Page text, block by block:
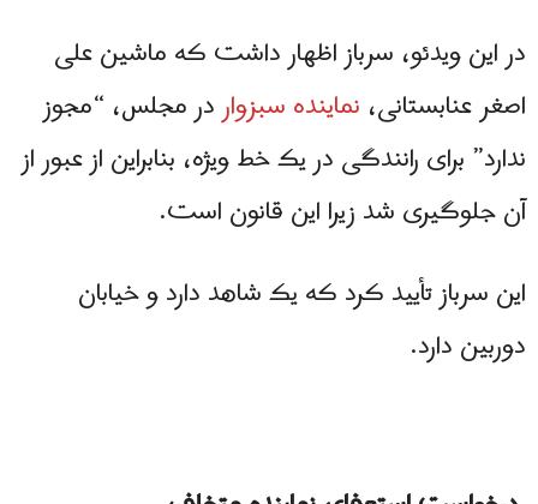
در این ویدئو، سرباز اظهار داشت که ماشین علی
اصغر عنابستانی، نماینده سبزواردر مجلس، “مجوز
ندارد” برای رانندگی در یک خط ویژه، بنابراین از عبور از
آن جلوگیری شد زیرا این قانون است.
این سرباز تأیید کرد که یک شاهد دارد و خیابان
دوربین دارد.